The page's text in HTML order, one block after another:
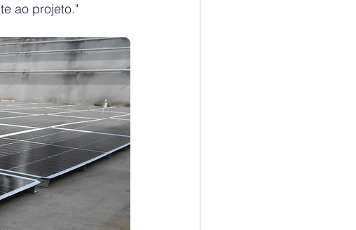
ao projeto."